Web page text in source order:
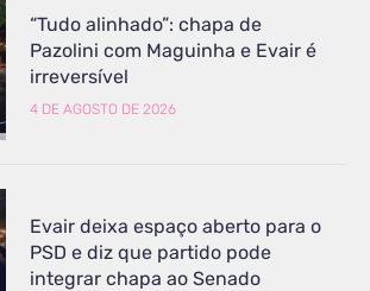
“Tudo alinhado”: chapa de
Pazolini com Maguinha e Evair é
irreversível
4 DE AGOSTO DE 2026
Evair deixa espaço aberto para o
PSD e diz que partido pode
integrar chapa ao Senado